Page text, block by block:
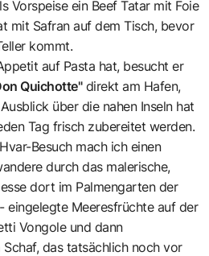
Vorspeise ein Beef Tatar mit Foie
mit Safran auf dem Tisch, bevor
kommt.
auf Pasta hat, besucht er
Quichotte"direkt am Hafen,
über die nahen Inseln hat
Tag frisch zubereitet werden.
Besuch mach ich einen
durch das malerische,
dort im Palmengarten der
eingelegte Meeresfrüchte auf der
Vongole und dann
das tatsächlich noch vor